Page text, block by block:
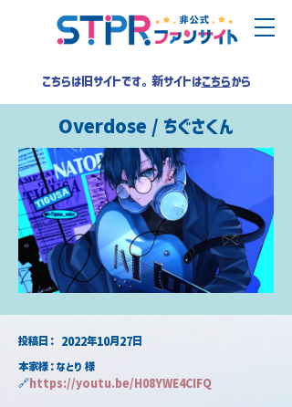
こちらは旧サイトです。新サイトはこちらから
Overdose / ちぐさくん
2022年10月27日
​投稿日：
本家様：なとり 様
🔗https://youtu.be/H08YWE4CIFQ